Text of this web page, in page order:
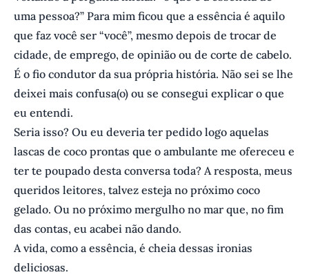
uma pessoa?” Para mim ficou que a essência é aquilo
que faz você ser “você”, mesmo depois de trocar de
cidade, de emprego, de opinião ou de corte de cabelo.
É o fio condutor da sua própria história. Não sei se lhe
deixei mais confusa(o) ou se consegui explicar o que
eu entendi.
Seria isso? Ou eu deveria ter pedido logo aquelas
lascas de coco prontas que o ambulante me ofereceu e
ter te poupado desta conversa toda? A resposta, meus
queridos leitores, talvez esteja no próximo coco
gelado. Ou no próximo mergulho no mar que, no fim
das contas, eu acabei não dando.
A vida, como a essência, é cheia dessas ironias
deliciosas.